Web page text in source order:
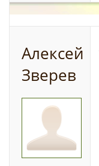
Алексей
Зверев